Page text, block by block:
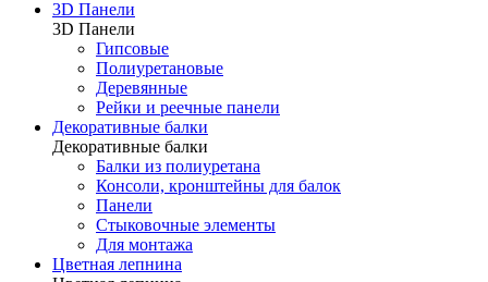
3D Панели
3D Панели
Гипсовые
Полиуретановые
Деревянные
Рейки и реечные панели
Декоративные балки
Декоративные балки
Балки из полиуретана
Консоли, кронштейны для балок
Панели
Стыковочные элементы
Для монтажа
Цветная лепнина